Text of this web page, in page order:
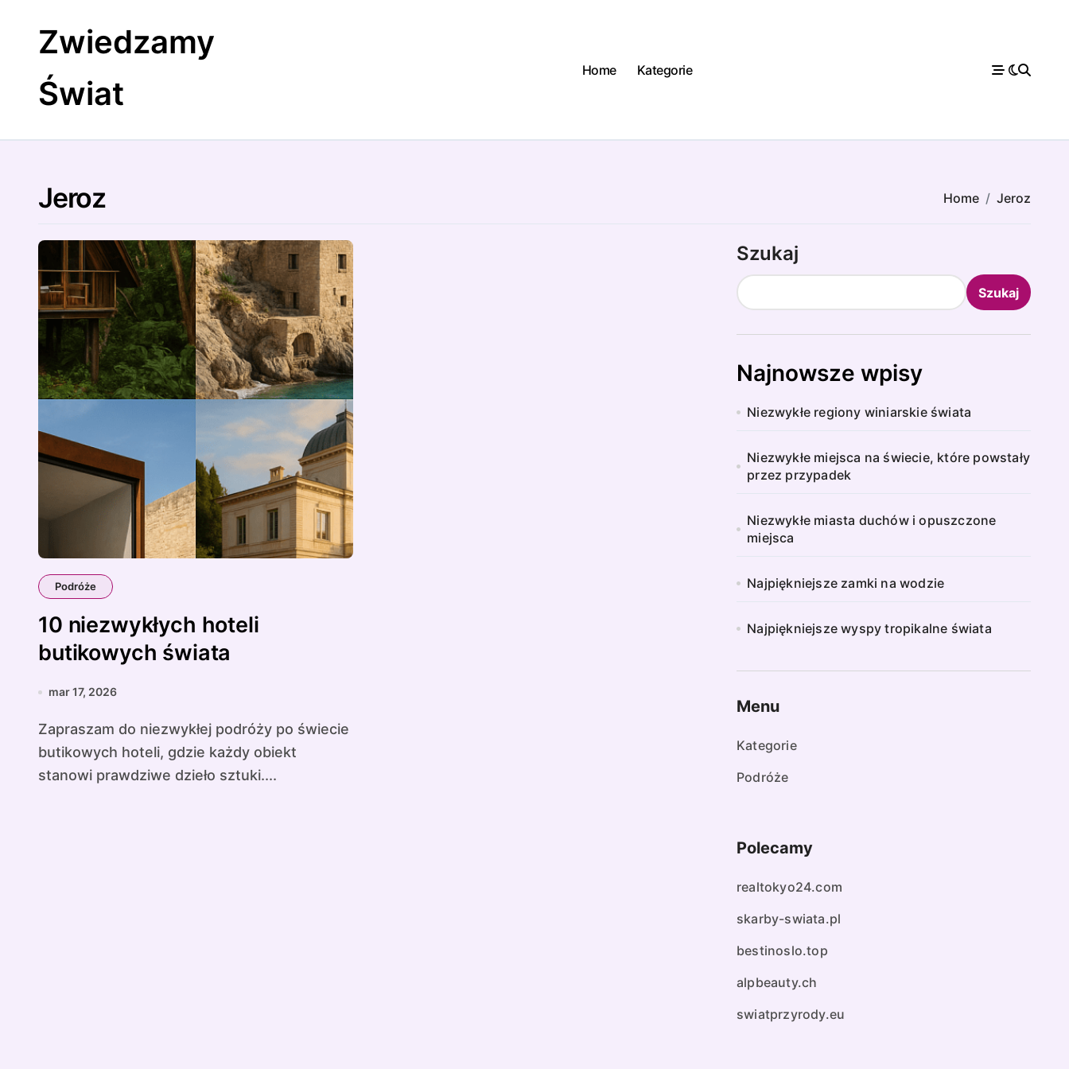
contentZwiedzamy
Świat
Home Kategorie
Jeroz Home Jeroz
Podróże
10 niezwykłych hoteli
butikowych świata
mar 17, 2026
Zapraszam do niezwykłej podróży po świecie
butikowych hoteli, gdzie każdy obiekt
stanowi prawdziwe dzieło sztuki....
Szukaj
Szukaj
Najnowsze wpisy
Niezwykłe regiony winiarskie świata
Niezwykłe miejsca na świecie, które powstały
przez przypadek
Niezwykłe miasta duchów i opuszczone
miejsca
Najpiękniejsze zamki na wodzie
Najpiękniejsze wyspy tropikalne świata
Menu
Kategorie
Podróże
Polecamy
realtokyo24.com
skarby-swiata.pl
bestinoslo.top
alpbeauty.ch
swiatprzyrody.eu